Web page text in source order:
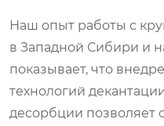
Наш опыт работы с
в Западной Сибири и
показывает, что
технологий
десорбции позволяет